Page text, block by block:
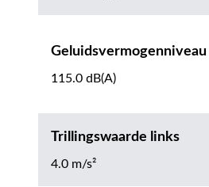
Geluidsvermogenniveau
115.0 dB(A)
Trillingswaarde links
4.0 m/s²